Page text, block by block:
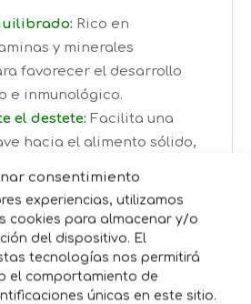
consentimiento
experiencias, utilizamos
cookies para almacenar y/o
del dispositivo. El
tecnologías nos permitirá
el comportamiento de
únicas en este sitio.
Rico en
y minerales
favorecer el desarrollo
e inmunológico.
el destete: Facilita una
hacia el alimento sólido,
alimenticia:
de los
obtener corderos y
y saludables.